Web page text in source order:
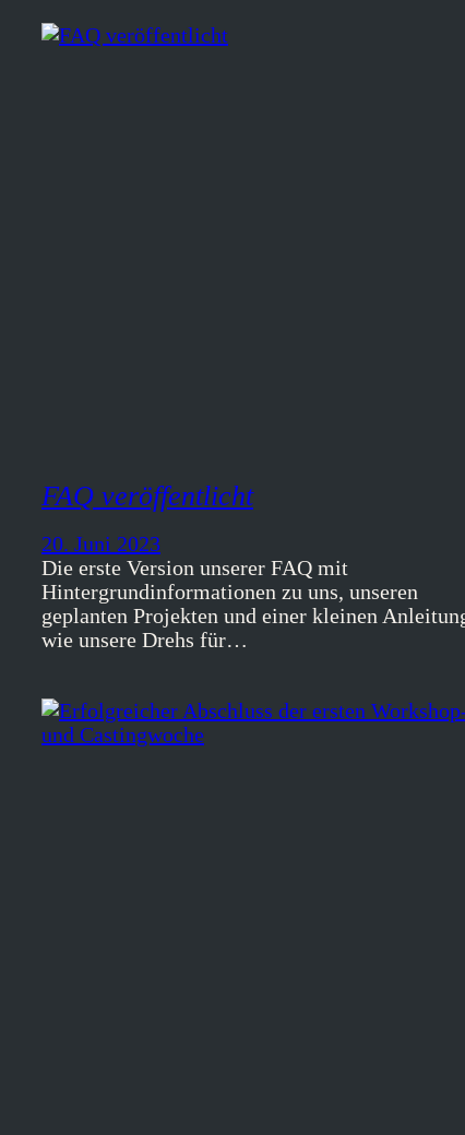
FAQ veröffentlicht
20. Juni 2023
Die erste Version unserer FAQ mit
Hintergrundinformationen zu uns, unseren
geplanten Projekten und einer kleinen
wie unsere Drehs für…